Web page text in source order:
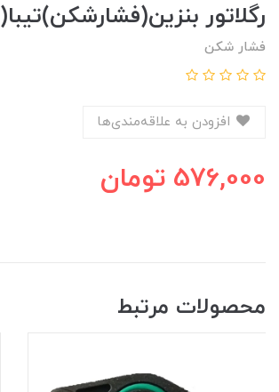
رگلاتور بنزين(فشارشکن)تيبا(EPS)
فشار شکن
576,000 تومان
محصولات مرتبط